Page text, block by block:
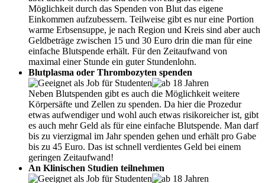
Möglichkeit durch das Spenden von Blut das eigene
Einkommen aufzubessern. Teilweise gibt es nur eine Portion
warme Erbsensuppe, je nach Region und Kreis sind aber auch
Geldbeträge zwischen 15 und 30 Euro drin die man für eine
einfache Blutspende erhält. Für den Zeitaufwand von
maximal einer Stunde ein guter Stundenlohn.
Blutplasma oder Thrombozyten spenden
Neben Blutspenden gibt es auch die Möglichkeit weitere
Körpersäfte und Zellen zu spenden. Da hier die Prozedur
etwas aufwendiger und wohl auch etwas risikoreicher ist, gibt
es auch mehr Geld als für eine einfache Blutspende. Man darf
bis zu vierzigmal im Jahr spenden gehen und erhält pro Gabe
bis zu 45 Euro. Das ist schnell verdientes Geld bei einem
geringen Zeitaufwand!
An Klinischen Studien teilnehmen